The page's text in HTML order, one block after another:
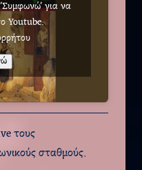
'Συμφωνώ' για να
Youtube.
τους
σταθμούς.